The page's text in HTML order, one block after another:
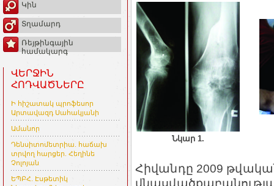
Կին
Տղամարդ
Ռեյթինգային
համակարգ
ՎԵՐՋԻՆ
ՀՈԴՎԱԾՆԵՐԸ
Ի հիշատակ պրոֆեսոր
Արտավազդ Սահակյանի
Ամանոր
Դենսիտոմետրիա. հաճախ
տրվող հարցեր. Հեղինե
Չոլոյան
ԵՊԲՀ. Էսթետիկ
Նկար 1.
Հիվանդը 2009